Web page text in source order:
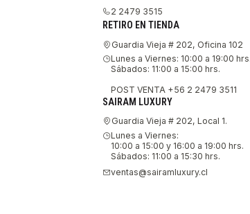
2 2479 3515
RETIRO EN TIENDA
Guardia Vieja # 202, Oficina 102
Lunes a Viernes: 10:00 a 19:00 hrs.
Sábados: 11:00 a 15:00 hrs.
POST VENTA +56 2 2479 3511
SAIRAM LUXURY
Guardia Vieja # 202, Local 1.
Lunes a Viernes:
10:00 a 15:00 y 16:00 a 19:00 hrs.
Sábados: 11:00 a 15:30 hrs.
ventas@sairamluxury.cl